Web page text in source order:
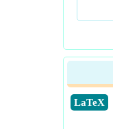
​LaTeX